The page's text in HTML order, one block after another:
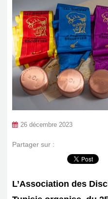
26 décembre 2023
Partager sur :
L’Association des